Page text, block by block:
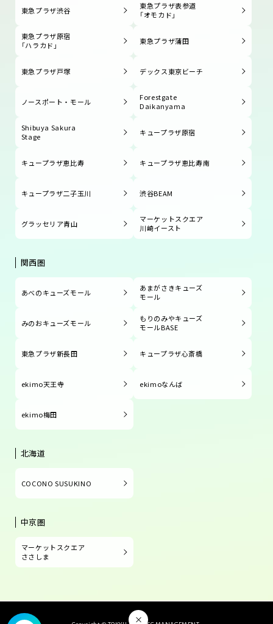
東急プラザ渋谷
東急プラザ表参道
「オモカド」
東急プラザ原宿
「ハラカド」
東急プラザ蒲田
東急プラザ戸塚 デックス東京ビーチ
ノースポート・モール
Forestgate
Daikanyama
Shibuya Sakura
Stage
キュープラザ原宿
キュープラザ恵比寿 キュープラザ恵比寿南
キュープラザ二子玉川 渋谷BEAM
グラッセリア青山
マーケットスクエア
川崎イースト
関西圏
あべのキューズモール
あまがさきキューズ
モール
みのおキューズモール
もりのみやキューズ
モールBASE
東急プラザ新長田 キュープラザ心斎橋
ekimo天王寺 ekimoなんば
ekimo梅田
北海道
COCONO SUSUKINO
中京圏
マーケットスクエア
ささしま